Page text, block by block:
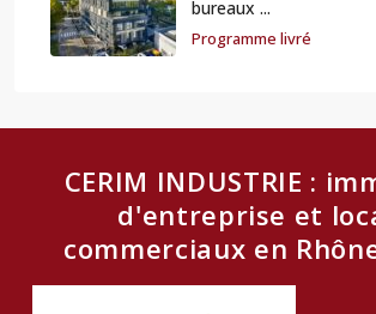
bureaux ...
Programme livré
CERIM INDUSTRIE :
d'entreprise et
commerciaux en